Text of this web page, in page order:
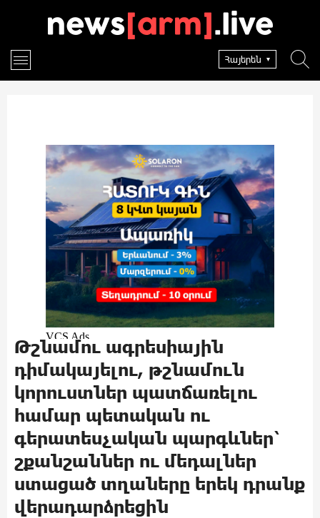
Հայերեն
Թշնամու ագրեսիային
դիմակայելու, թշնամուն
կորուստներ պատճառելու
համար պետական ու
գերատեսչական պարգևներ՝
շքանշաններ ու մեդալներ
ստացած տղաները երեկ դրանք
վերադարձրեցին